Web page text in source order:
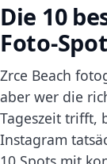
Die 10
Foto-
Zrce Beach
aber wer die
Tageszeit trifft,
Instagram